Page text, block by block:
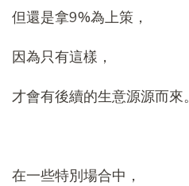
但還是拿9%為上策，
因為只有這樣，
才會有後續的生意源源而來。
在一些特別場合中，